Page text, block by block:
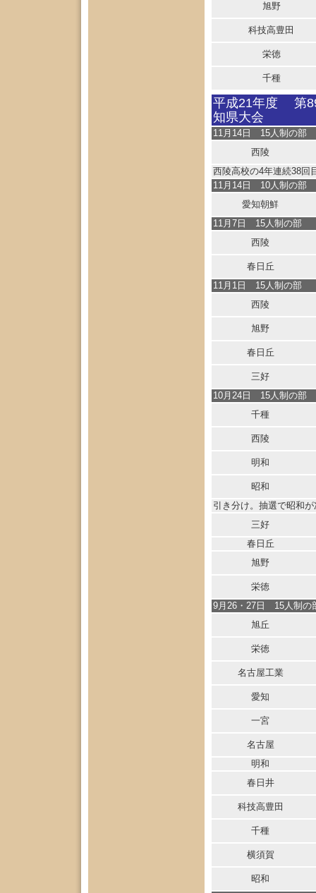
旭野
科技高豊田
栄徳
千種
平成21年度 第
知県大会
11月14日 15人制の部
西陵
西陵高校の4年連続38回
11月14日 10人制の部
愛知朝鮮
11月7日 15人制の部
西陵
春日丘
11月1日 15人制の部
西陵
旭野
春日丘
三好
10月24日 15人制の部
千種
西陵
明和
昭和
引き分け。抽選で昭和
三好
春日丘
旭野
栄徳
9月26・27日 15人制の
旭丘
栄徳
名古屋工業
愛知
一宮
名古屋
明和
春日井
科技高豊田
千種
横須賀
昭和